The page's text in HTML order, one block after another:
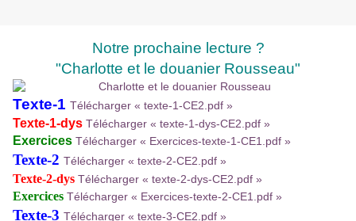
Notre prochaine lecture ?
"Charlotte et le douanier Rousseau"
Texte-1 Télécharger « texte-1-CE2.pdf »
Texte-1-dys Télécharger « texte-1-dys-CE2.pdf »
Exercices Télécharger « Exercices-texte-1-CE1.pdf »
Texte-2 Télécharger « texte-2-CE2.pdf »
Texte-2-dys Télécharger « texte-2-dys-CE2.pdf »
Exercices Télécharger « Exercices-texte-2-CE1.pdf »
Texte-3 Télécharger « texte-3-CE2.pdf »